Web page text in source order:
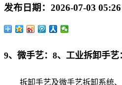
发布日期： 2026-07-03 05:26
9、微手艺：8、工业拆卸手艺
拆卸手艺及微手艺拆卸系统、